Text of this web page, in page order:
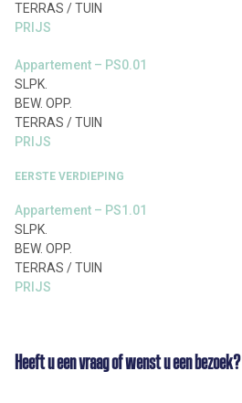
Appartement – PS0.01
EERSTE VERDIEPING
Appartement – PS1.01
Heeft u een vraag of wenst u een bezoek?